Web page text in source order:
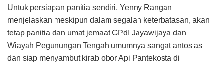
Untuk persiapan panitia sendiri, Yenny Rangan
menjelaskan meskipun dalam segalah keterbatasan, akan
tetap panitia dan umat jemaat GPdI Jayawijaya dan
Wiayah Pegunungan Tengah umumnya sangat antosias
dan siap menyambut kirab obor Api Pantekosta di